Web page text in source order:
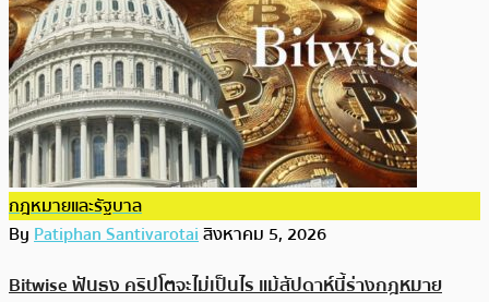
กฎหมายและรัฐบาล
ByPatiphan Santivarotaiสิงหาคม 5, 2026
Bitwise ฟันธง คริปโตจะไม่เป็นไร แม้สัปดาห์นี้ร่างกฎหมาย